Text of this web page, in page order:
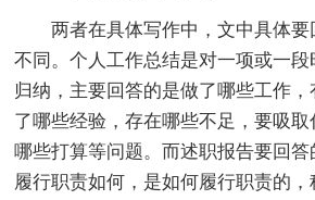
两者在具体写作中，文中具体要
不同。个人工作总结是对一项或一
归纳，主要回答的是做了哪些工作
了哪些经验，存在哪些不足，要吸
哪些打算等问题。而述职报告要回答
履行职责如何，是如何履行职责的，